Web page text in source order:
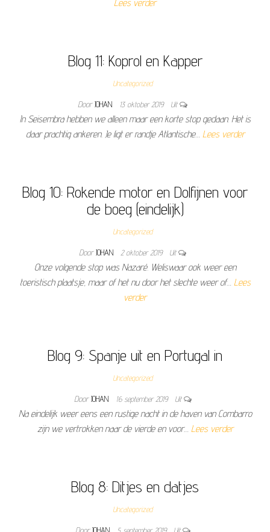
Lees verder
Blog 11: Koprol en Kapper
Uncategorized
Door JOHAN 13 oktober 2019 Uit
In Seisembra hebben we alleen maar een korte stop gedaan. Het is
daar prachtig ankeren. Je ligt er randje Atlantische… Lees verder
Blog 10: Rokende motor en Dolfijnen voor
de boeg (eindelijk)
Uncategorized
Door JOHAN 2 oktober 2019 Uit
Onze volgende stop was Nazaré. Weliswaar ook weer een
toeristisch plaatsje, maar of het nu door het slechte weer of… Lees
verder
Blog 9: Spanje uit en Portugal in
Uncategorized
Door JOHAN 16 september 2019 Uit
Na eindelijk weer eens een rustige nacht in de haven van Combarro
zijn we vertrokken naar de vierde en voor… Lees verder
Blog 8: Ditjes en datjes
Uncategorized